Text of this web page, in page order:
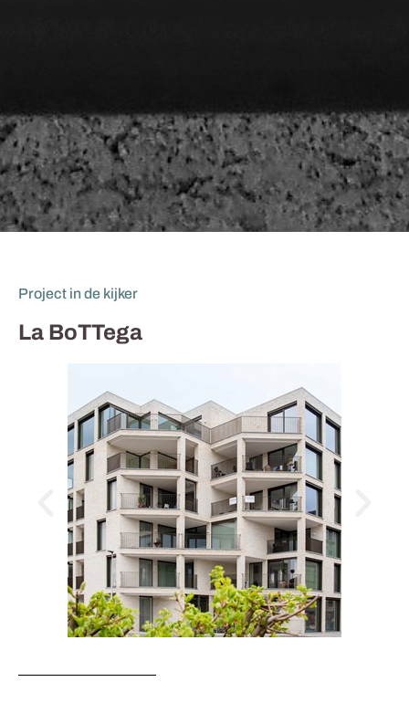
Project in de kijker
La BoTTega